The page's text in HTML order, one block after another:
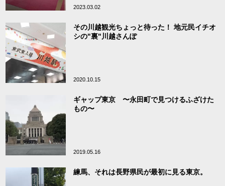
2023.03.02
その川越観光ちょっと待った！ 地元民イチオ
シの"裏"川越さんぽ
2020.10.15
ギャップ東京 〜永田町で見つけるふざけた
もの〜
2019.05.16
練馬、それは長野県民が最初に見る東京。